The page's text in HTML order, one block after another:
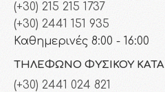
(+30) 215 215 1737
(+30) 2441 151 935
Καθημερινές 8:00 - 16:00
ΤΗΛΈΦΩΝΟ ΦΥΣΙΚΟΎ
(+30) 2441 024 821